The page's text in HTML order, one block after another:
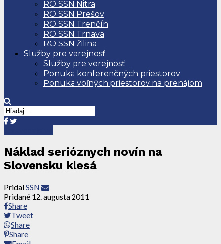
RO SSN Nitra
RO SSN Prešov
RO SSN Trenčín
RO SSN Trnava
RO SSN Žilina
Služby pre verejnosť
Služby pre verejnosť
Ponuka konferenčných priestorov
Ponuka voľných priestorov na prenájom
Náklad serióznych novín na
Slovensku klesá
PridalSSN
Pridané 12. augusta 2011
Share
Tweet
Share
Share